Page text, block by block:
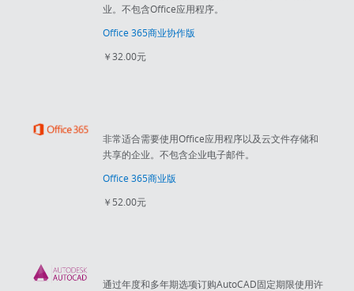
业。不包含Office应用程序。
Office 365商业协作版
￥32.00元
非常适合需要使用Office应用程序以及云文件存储和
共享的企业。不包含企业电子邮件。
Office 365商业版
￥52.00元
通过年度和多年期选项订购AutoCAD固定期限使用许